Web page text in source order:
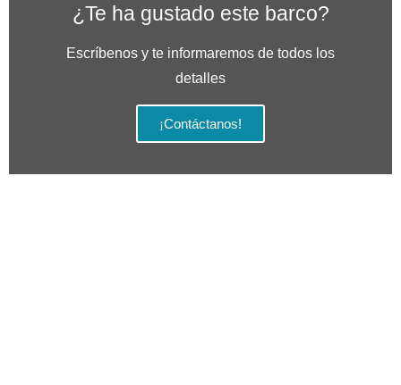
¿Te ha gustado este barco?
Escríbenos y te informaremos de todos los
detalles
¡Contáctanos!